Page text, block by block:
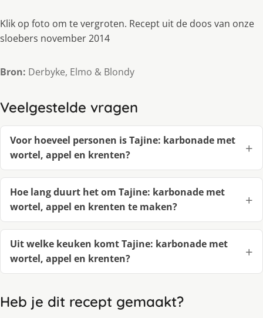
Klik op foto om te vergroten. Recept uit de doos van onze
sloebers november 2014
Bron: Derbyke, Elmo & Blondy
Veelgestelde vragen
Voor hoeveel personen is Tajine: karbonade met
wortel, appel en krenten?
Hoe lang duurt het om Tajine: karbonade met
wortel, appel en krenten te maken?
Uit welke keuken komt Tajine: karbonade met
wortel, appel en krenten?
Heb je dit recept gemaakt?